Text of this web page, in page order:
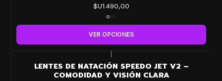
$U1.490,00
VER OPCIONES
LENTES DE NATACIÓN SPEEDO JET V2 –
COMODIDAD Y VISIÓN CLARA